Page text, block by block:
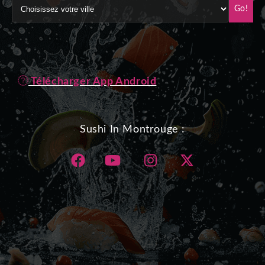
Go!
Télécharger App Android
Sushi In Montrouge :